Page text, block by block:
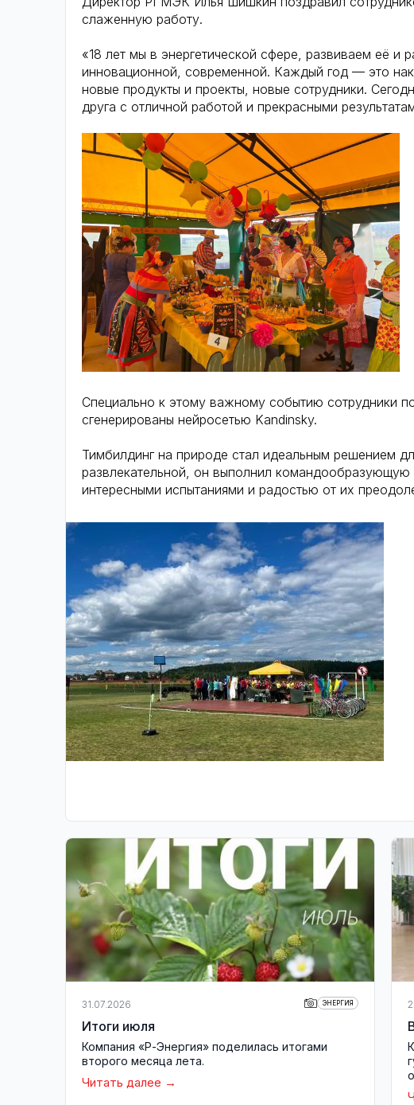
слаженную работу.
«18 лет мы в энергетической сфере, развиваем её и
инновационной, современной. Каждый год — это
новые продукты и проекты, новые сотрудники.
друга с отличной работой и прекрасными
Специально к этому важному событию сотрудники
сгенерированы нейросетью Kandinsky.
Тимбилдинг на природе стал идеальным решением
развлекательной, он выполнил
интересными испытаниями и радостью от их
31.07.2026 ЭНЕРГИЯ
Итоги июля
Компания «Р-Энергия» поделилась итогами
второго месяца лета.
Читать далее